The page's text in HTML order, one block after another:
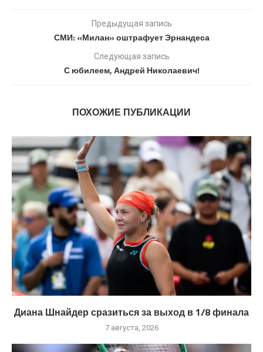
Предыдущая запись
СМИ: «Милан» оштрафует Эрнандеса
Следующая запись
С юбилеем, Андрей Николаевич!
ПОХОЖИЕ ПУБЛИКАЦИИ
Диана Шнайдер сразиться за выход в 1/8 финала
7 августа, 2026